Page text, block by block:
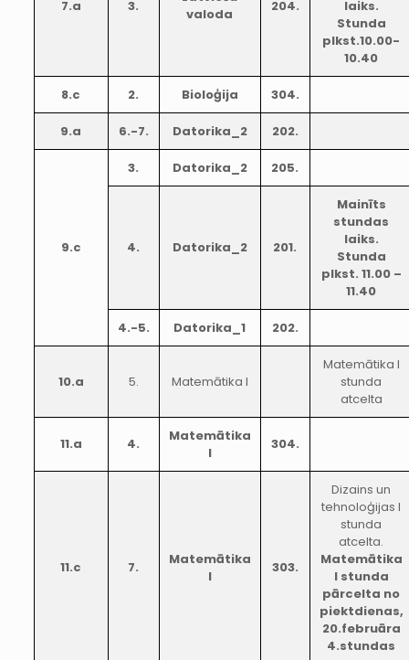
7.a 3.
valoda
204.
laiks.
Stunda
plkst.10.00-
10.40
8.c 2. Bioloģija 304.
9.a 6.-7. Datorika_2 202.
9.c
3. Datorika_2 205.
4. Datorika_2 201.
Mainīts
stundas
laiks.
Stunda
plkst. 11.00 –
11.40
4.-5. Datorika_1 202.
10.a 5. Matemātika I
Matemātika I
stunda
atcelta
11.a 4.
Matemātika
I
304.
11.c 7.
Matemātika
I
303.
Dizains un
tehnoloģijas I
stunda
atcelta.
Matemātika
I stunda
pārcelta no
piektdienas,
20.februāra
4.stundas